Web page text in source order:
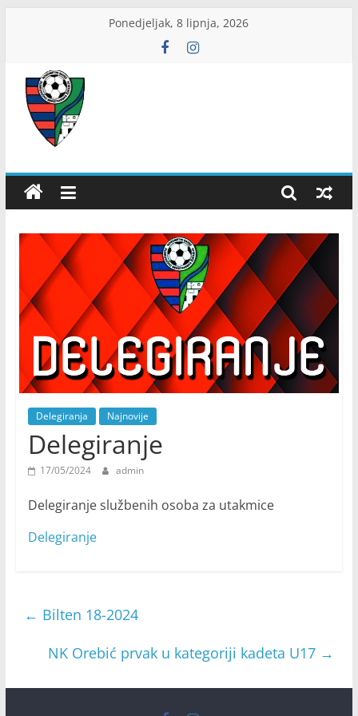
Ponedjeljak, 8 lipnja, 2026
ŽNS
Dubrovačko-
neretvanski
Delegiranja Najnovije
Delegiranje
17/05/2024 admin
Delegiranje službenih osoba za utakmice
Delegiranje
← Bilten 18-2024
NK Orebić prvak u kategoriji kadeta U17 →